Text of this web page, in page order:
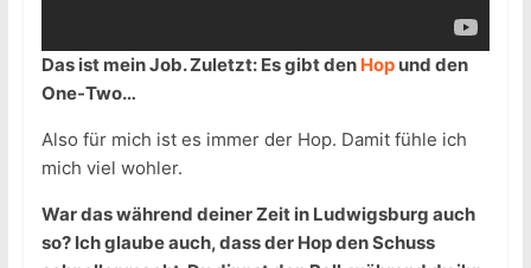
Das ist mein Job. Zuletzt: Es gibt den Hopund den
One-Two…
Also für mich ist es immer der Hop. Damit fühle ich
mich viel wohler.
War das während deiner Zeit in Ludwigsburg auch
so? Ich glaube auch, dass der Hop den Schuss